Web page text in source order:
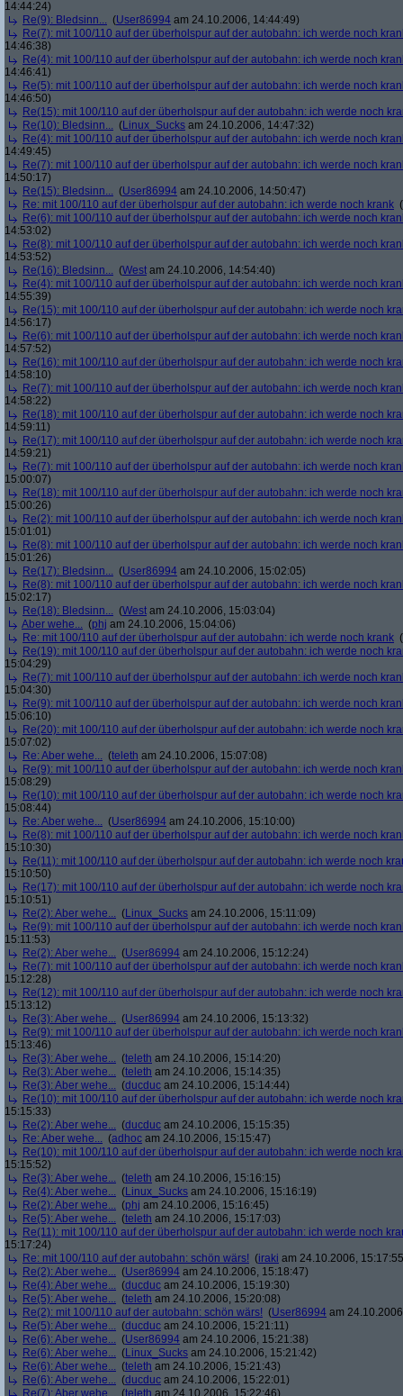
14:44:24)
Re(9): Bledsinn... (User86994 am 24.10.2006, 14:44:49)
Re(7): mit 100/110 auf der überholspur auf der autobahn: ich werde noch
14:46:38)
Re(4): mit 100/110 auf der überholspur auf der autobahn: ich werde noch
14:46:41)
Re(5): mit 100/110 auf der überholspur auf der autobahn: ich werde noch
14:46:50)
Re(15): mit 100/110 auf der überholspur auf der autobahn: ich werde noch
Re(10): Bledsinn... (Linux_Sucks am 24.10.2006, 14:47:32)
Re(4): mit 100/110 auf der überholspur auf der autobahn: ich werde noch
14:49:45)
Re(7): mit 100/110 auf der überholspur auf der autobahn: ich werde noch
14:50:17)
Re(15): Bledsinn... (User86994 am 24.10.2006, 14:50:47)
Re: mit 100/110 auf der überholspur auf der autobahn: ich werde noch krank (
Re(6): mit 100/110 auf der überholspur auf der autobahn: ich werde noch
14:53:02)
Re(8): mit 100/110 auf der überholspur auf der autobahn: ich werde noch
14:53:52)
Re(16): Bledsinn... (West am 24.10.2006, 14:54:40)
Re(4): mit 100/110 auf der überholspur auf der autobahn: ich werde noch
14:55:39)
Re(15): mit 100/110 auf der überholspur auf der autobahn: ich werde noch
14:56:17)
Re(6): mit 100/110 auf der überholspur auf der autobahn: ich werde noch
14:57:52)
Re(16): mit 100/110 auf der überholspur auf der autobahn: ich werde noch
14:58:10)
Re(7): mit 100/110 auf der überholspur auf der autobahn: ich werde noch
14:58:22)
Re(18): mit 100/110 auf der überholspur auf der autobahn: ich werde noch
14:59:11)
Re(17): mit 100/110 auf der überholspur auf der autobahn: ich werde noch
14:59:21)
Re(7): mit 100/110 auf der überholspur auf der autobahn: ich werde noch
15:00:07)
Re(18): mit 100/110 auf der überholspur auf der autobahn: ich werde noch
15:00:26)
Re(2): mit 100/110 auf der überholspur auf der autobahn: ich werde noch
15:01:01)
Re(8): mit 100/110 auf der überholspur auf der autobahn: ich werde noch
15:01:26)
Re(17): Bledsinn... (User86994 am 24.10.2006, 15:02:05)
Re(8): mit 100/110 auf der überholspur auf der autobahn: ich werde noch
15:02:17)
Re(18): Bledsinn... (West am 24.10.2006, 15:03:04)
Aber wehe... (phj am 24.10.2006, 15:04:06)
Re: mit 100/110 auf der überholspur auf der autobahn: ich werde noch krank (
Re(19): mit 100/110 auf der überholspur auf der autobahn: ich werde noch
15:04:29)
Re(7): mit 100/110 auf der überholspur auf der autobahn: ich werde noch
15:04:30)
Re(9): mit 100/110 auf der überholspur auf der autobahn: ich werde noch
15:06:10)
Re(20): mit 100/110 auf der überholspur auf der autobahn: ich werde noch
15:07:02)
Re: Aber wehe... (teleth am 24.10.2006, 15:07:08)
Re(9): mit 100/110 auf der überholspur auf der autobahn: ich werde noch
15:08:29)
Re(10): mit 100/110 auf der überholspur auf der autobahn: ich werde noch
15:08:44)
Re: Aber wehe... (User86994 am 24.10.2006, 15:10:00)
Re(8): mit 100/110 auf der überholspur auf der autobahn: ich werde noch
15:10:30)
Re(11): mit 100/110 auf der überholspur auf der autobahn: ich werde noch
15:10:50)
Re(17): mit 100/110 auf der überholspur auf der autobahn: ich werde noch
15:10:51)
Re(2): Aber wehe... (Linux_Sucks am 24.10.2006, 15:11:09)
Re(9): mit 100/110 auf der überholspur auf der autobahn: ich werde noch
15:11:53)
Re(2): Aber wehe... (User86994 am 24.10.2006, 15:12:24)
Re(7): mit 100/110 auf der überholspur auf der autobahn: ich werde noch
15:12:28)
Re(12): mit 100/110 auf der überholspur auf der autobahn: ich werde noch
15:13:12)
Re(3): Aber wehe... (User86994 am 24.10.2006, 15:13:32)
Re(9): mit 100/110 auf der überholspur auf der autobahn: ich werde noch
15:13:46)
Re(3): Aber wehe... (teleth am 24.10.2006, 15:14:20)
Re(3): Aber wehe... (teleth am 24.10.2006, 15:14:35)
Re(3): Aber wehe... (ducduc am 24.10.2006, 15:14:44)
Re(10): mit 100/110 auf der überholspur auf der autobahn: ich werde noch
15:15:33)
Re(2): Aber wehe... (ducduc am 24.10.2006, 15:15:35)
Re: Aber wehe... (adhoc am 24.10.2006, 15:15:47)
Re(10): mit 100/110 auf der überholspur auf der autobahn: ich werde noch
15:15:52)
Re(3): Aber wehe... (teleth am 24.10.2006, 15:16:15)
Re(4): Aber wehe... (Linux_Sucks am 24.10.2006, 15:16:19)
Re(2): Aber wehe... (phj am 24.10.2006, 15:16:45)
Re(5): Aber wehe... (teleth am 24.10.2006, 15:17:03)
Re(11): mit 100/110 auf der überholspur auf der autobahn: ich werde noch
15:17:24)
Re: mit 100/110 auf der autobahn: schön wärs! (iraki am 24.10.2006,
Re(2): Aber wehe... (User86994 am 24.10.2006, 15:18:47)
Re(4): Aber wehe... (ducduc am 24.10.2006, 15:19:30)
Re(5): Aber wehe... (teleth am 24.10.2006, 15:20:08)
Re(2): mit 100/110 auf der autobahn: schön wärs! (User86994 am
Re(5): Aber wehe... (ducduc am 24.10.2006, 15:21:11)
Re(6): Aber wehe... (User86994 am 24.10.2006, 15:21:38)
Re(6): Aber wehe... (Linux_Sucks am 24.10.2006, 15:21:42)
Re(6): Aber wehe... (teleth am 24.10.2006, 15:21:43)
Re(6): Aber wehe... (ducduc am 24.10.2006, 15:22:01)
Re(7): Aber wehe... (teleth am 24.10.2006, 15:22:46)